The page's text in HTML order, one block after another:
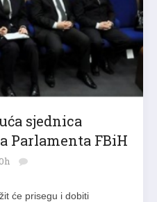
sjednica
Parlamenta FBiH
će prisegu i dobiti